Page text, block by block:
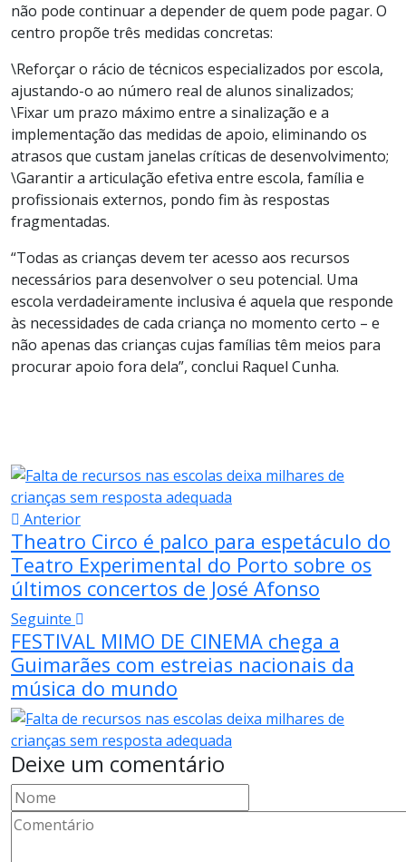
não pode continuar a depender de quem pode pagar. O
centro propõe três medidas concretas:
\Reforçar o rácio de técnicos especializados por escola,
ajustando-o ao número real de alunos sinalizados;
\Fixar um prazo máximo entre a sinalização e a
implementação das medidas de apoio, eliminando os
atrasos que custam janelas críticas de desenvolvimento;
\Garantir a articulação efetiva entre escola, família e
profissionais externos, pondo fim às respostas
fragmentadas.
“Todas as crianças devem ter acesso aos recursos
necessários para desenvolver o seu potencial. Uma
escola verdadeiramente inclusiva é aquela que responde
às necessidades de cada criança no momento certo – e
não apenas das crianças cujas famílias têm meios para
procurar apoio fora dela”, conclui Raquel Cunha.
Anterior
Theatro Circo é palco para espetáculo do
Teatro Experimental do Porto sobre os
últimos concertos de José Afonso
Seguinte
FESTIVAL MIMO DE CINEMA chega a
Guimarães com estreias nacionais da
música do mundo
Deixe um comentário